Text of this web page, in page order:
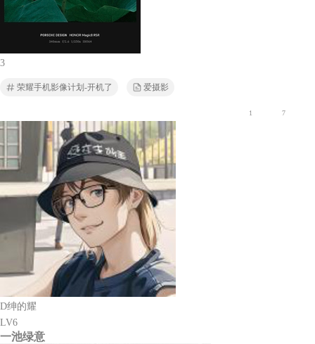
3
荣耀手机影像计划-开机了 爱摄影
1 7
D绅的耀
LV6
一池绿意